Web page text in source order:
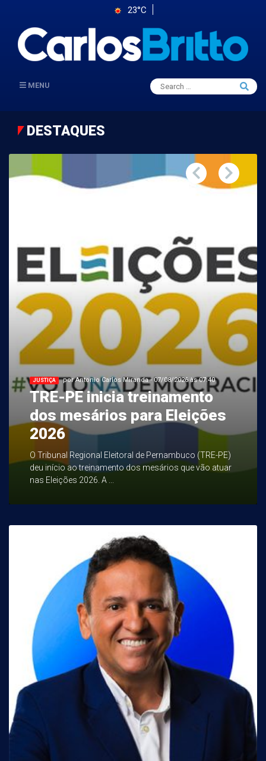
23°C
MENU
Search
for:
Search
DESTAQUES
JUSTIÇA por Antonio Carlos Miranda - 07/08/2026 às 07:40
TRE-PE inicia treinamento
dos mesários para Eleições
2026
O Tribunal Regional Eleitoral de Pernambuco (TRE-PE)
deu início ao treinamento dos mesários que vão atuar
nas Eleições 2026. A ...